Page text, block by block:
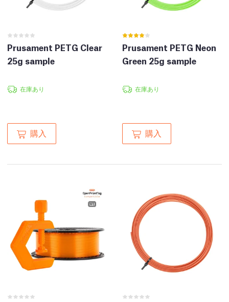
Prusament PETG Clear
25g sample
在庫あり
購入
Prusament PETG Neon
Green 25g sample
在庫あり
購入